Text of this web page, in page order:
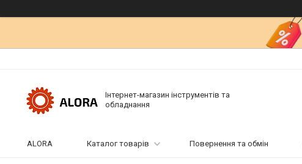
Інтернет-магазин інструментів та
обладнання
ALORA Каталог товарів Повернення та обмін